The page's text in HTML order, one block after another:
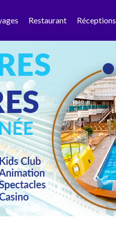
Restaurant Réceptions